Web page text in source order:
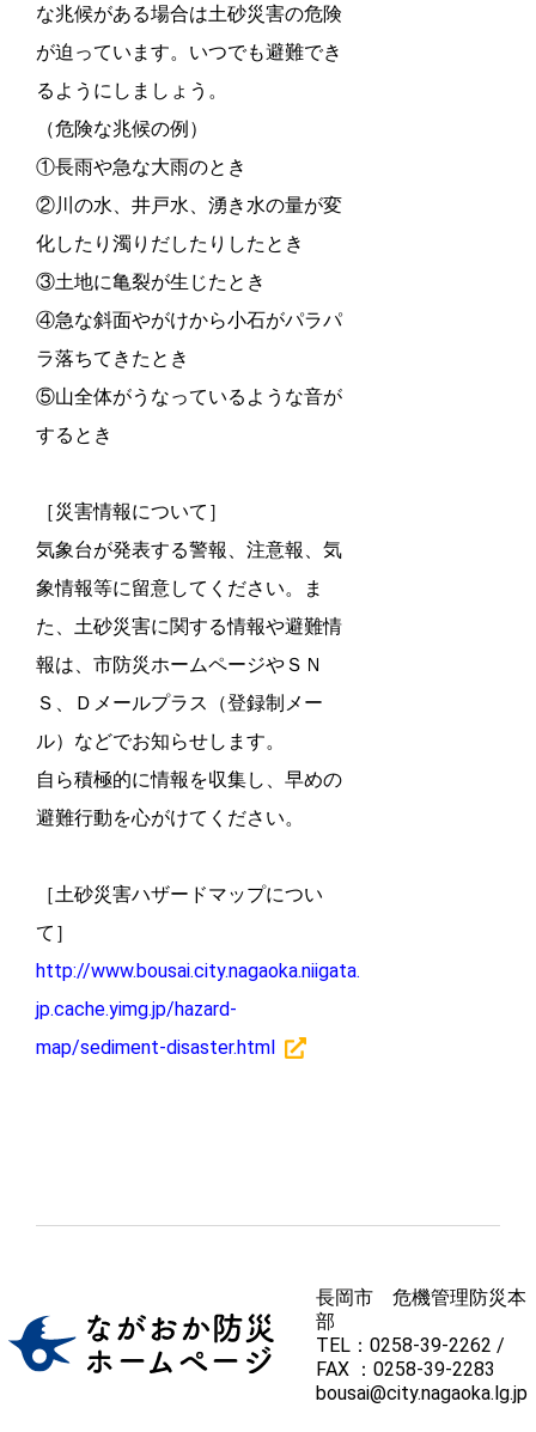
な兆候がある場合は土砂災害の危険
が迫っています。いつでも避難でき
るようにしましょう。
（危険な兆候の例）
①長雨や急な大雨のとき
②川の水、井戸水、湧き水の量が変
化したり濁りだしたりしたとき
③土地に亀裂が生じたとき
④急な斜面やがけから小石がパラパ
ラ落ちてきたとき
⑤山全体がうなっているような音が
するとき
［災害情報について］
気象台が発表する警報、注意報、気
象情報等に留意してください。ま
た、土砂災害に関する情報や避難情
報は、市防災ホームページやＳＮ
Ｓ、Ｄメールプラス（登録制メー
ル）などでお知らせします。
自ら積極的に情報を収集し、早めの
避難行動を心がけてください。
［土砂災害ハザードマップについ
て］
http://www.bousai.city.nagaoka.niigata.
jp.cache.yimg.jp/hazard-
map/sediment-disaster.html
長岡市 危機管理防災本
部
TEL：0258-39-2262 /
FAX ：0258-39-2283
bousai@city.nagaoka.lg.jp